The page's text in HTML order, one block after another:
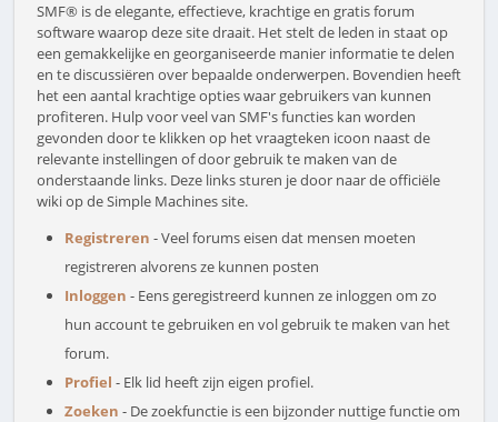
SMF® is de elegante, effectieve, krachtige en gratis forum
software waarop deze site draait. Het stelt de leden in staat op
een gemakkelijke en georganiseerde manier informatie te delen
en te discussiëren over bepaalde onderwerpen. Bovendien heeft
het een aantal krachtige opties waar gebruikers van kunnen
profiteren. Hulp voor veel van SMF's functies kan worden
gevonden door te klikken op het vraagteken icoon naast de
relevante instellingen of door gebruik te maken van de
onderstaande links. Deze links sturen je door naar de officiële
wiki op de Simple Machines site.
Registreren - Veel forums eisen dat mensen moeten
registreren alvorens ze kunnen posten
Inloggen - Eens geregistreerd kunnen ze inloggen om zo
hun account te gebruiken en vol gebruik te maken van het
forum.
Profiel - Elk lid heeft zijn eigen profiel.
Zoeken - De zoekfunctie is een bijzonder nuttige functie om